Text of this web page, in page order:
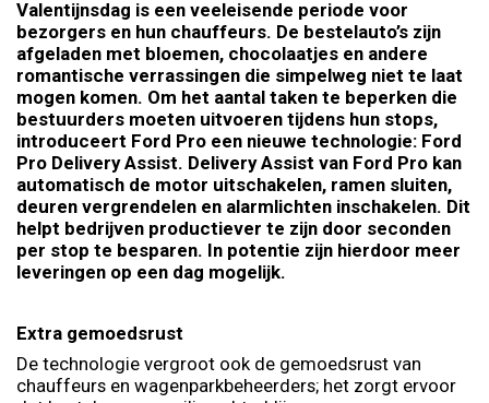
Valentijnsdag is een veeleisende periode voor
bezorgers en hun chauffeurs. De bestelauto’s zijn
afgeladen met bloemen, chocolaatjes en andere
romantische verrassingen die simpelweg niet te laat
mogen komen. Om het aantal taken te beperken die
bestuurders moeten uitvoeren tijdens hun stops,
introduceert Ford Pro een nieuwe technologie: Ford
Pro Delivery Assist. Delivery Assist van Ford Pro kan
automatisch de motor uitschakelen, ramen sluiten,
deuren vergrendelen en alarmlichten inschakelen. Dit
helpt bedrijven productiever te zijn door seconden
per stop te besparen. In potentie zijn hierdoor meer
leveringen op een dag mogelijk.
Extra gemoedsrust
De technologie vergroot ook de gemoedsrust van
chauffeurs en wagenparkbeheerders; het zorgt ervoor